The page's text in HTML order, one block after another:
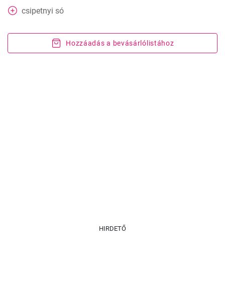
csipetnyi só
Hozzáadás a bevásárlólistához
HIRDETŐ